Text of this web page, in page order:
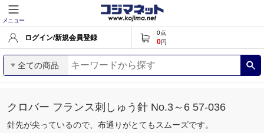
メニュー
ログイン/新規会員登録
0点
0円
全ての商品
クロバー フランス刺しゅう針 No.3～6 57-036
針先が尖っているので、布通りがとてもスムーズです。